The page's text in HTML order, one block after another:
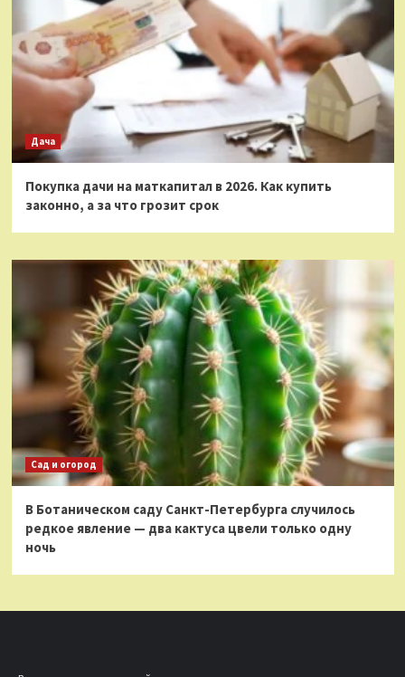
Дача
Покупка дачи на маткапитал в 2026. Как купить
законно, а за что грозит срок
Сад и огород
В Ботаническом саду Санкт-Петербурга случилось
редкое явление — два кактуса цвели только одну
ночь